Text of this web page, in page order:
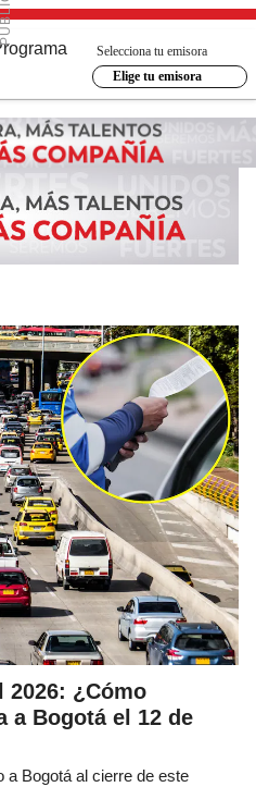
Selecciona tu emisora
Elige tu emisora
2026: ¿Cómo
a Bogotá el 12 de
a Bogotá al cierre de este